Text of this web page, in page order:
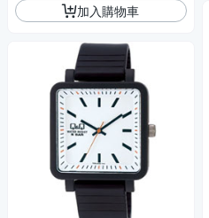
加入購物車